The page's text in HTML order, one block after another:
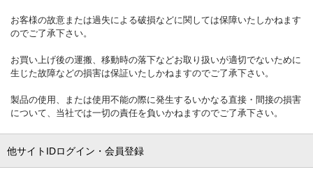
お客様の故意または過失による破損などに関しては保障いたしかねます
のでご了承下さい。
お買い上げ後の運搬、移動時の落下などお取り扱いが適切でないために
生じた故障などの損害は保証いたしかねますのでご了承下さい。
製品の使用、または使用不能の際に発生するいかなる直接・間接の損害
について、当社では一切の責任を負いかねますのでご了承下さい。
他サイトIDログイン・会員登録